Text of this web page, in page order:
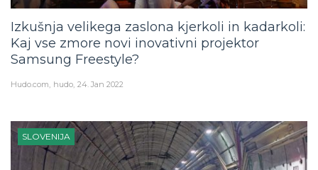
Izkušnja velikega zaslona kjerkoli in kadarkoli:
Kaj vse zmore novi inovativni projektor
Samsung Freestyle?
Hudo.com hudo 24. Jan 2022
SLOVENIJA